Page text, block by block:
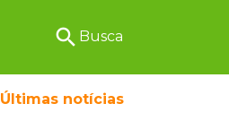
search Busca
Últimas notícias